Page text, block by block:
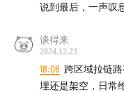
说到最后，一声叹
谈得来
2024.12.23
18:06 跨区域拉链
埋还是架空，日常